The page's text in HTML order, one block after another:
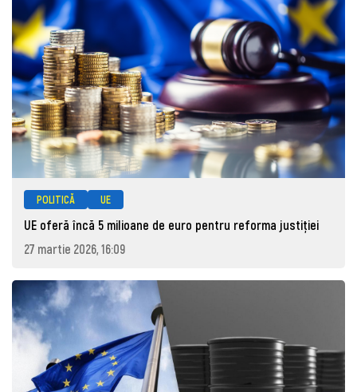
POLITICĂ UE
UE oferă încă 5 milioane de euro pentru reforma justiției
27 martie 2026, 16:09